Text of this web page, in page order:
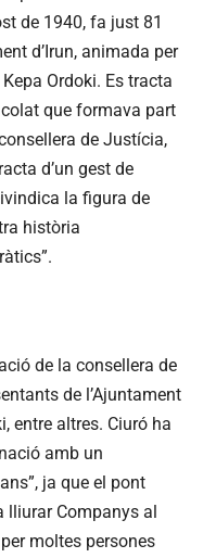
de 1940, fa just 81
d’Irun, animada per
Ordoki. Es tracta
que formava part
de Justícia,
d’un gest de
la figura de
història
de la consellera de
de l’Ajuntament
entre altres. Ciuró ha
amb un
ja que el pont
lliurar Companys al
moltes persones